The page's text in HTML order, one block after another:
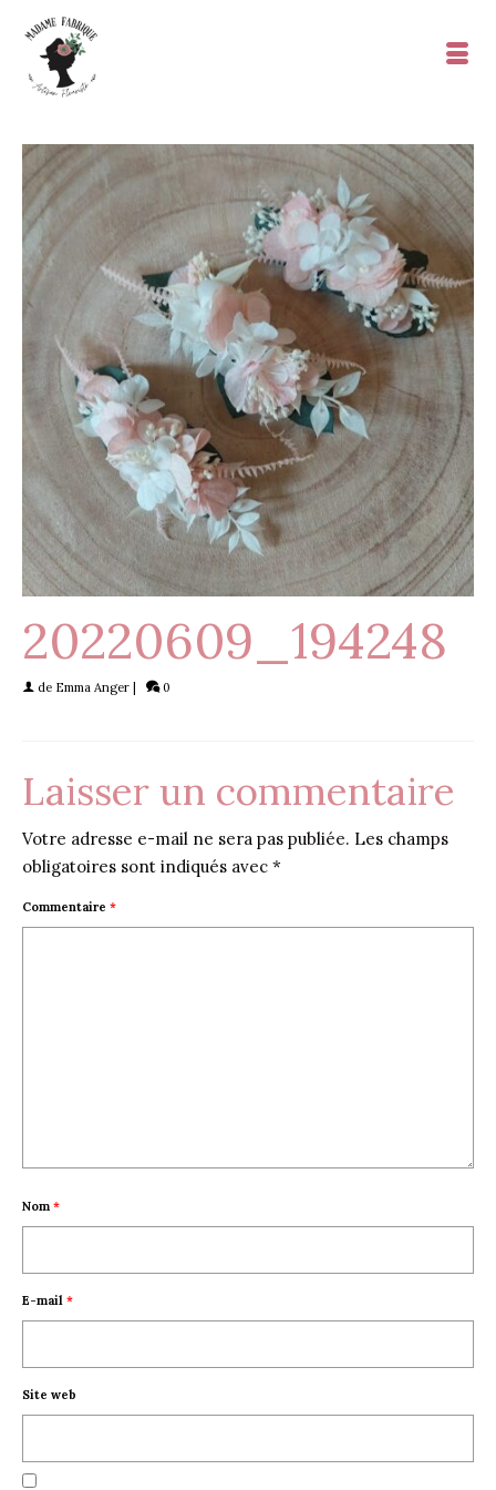
20220609_194248
de Emma Anger 0
Laisser un commentaire
Votre adresse e-mail ne sera pas publiée. Les champs
obligatoires sont indiqués avec *
Commentaire *
Nom *
E-mail *
Site web